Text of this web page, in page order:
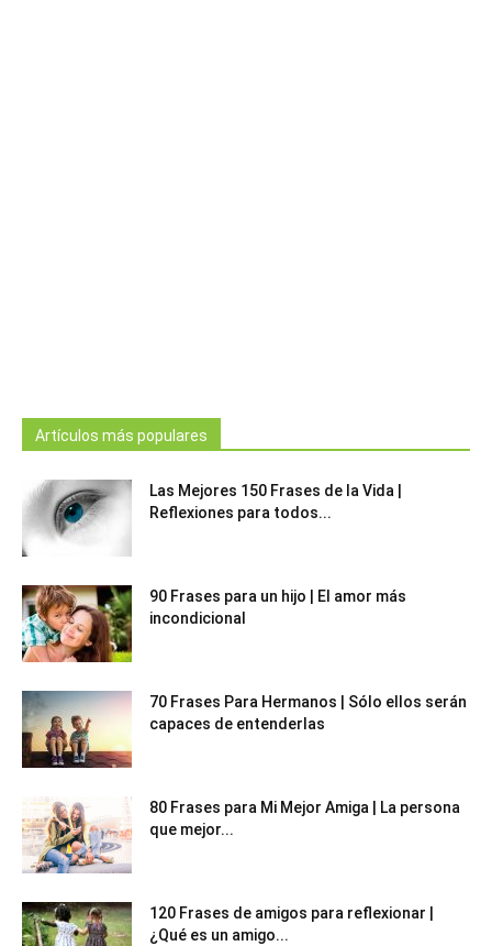
Artículos más populares
Las Mejores 150 Frases de la Vida |
Reflexiones para todos...
90 Frases para un hijo | El amor más
incondicional
70 Frases Para Hermanos | Sólo ellos serán
capaces de entenderlas
80 Frases para Mi Mejor Amiga | La persona
que mejor...
120 Frases de amigos para reflexionar |
¿Qué es un amigo...